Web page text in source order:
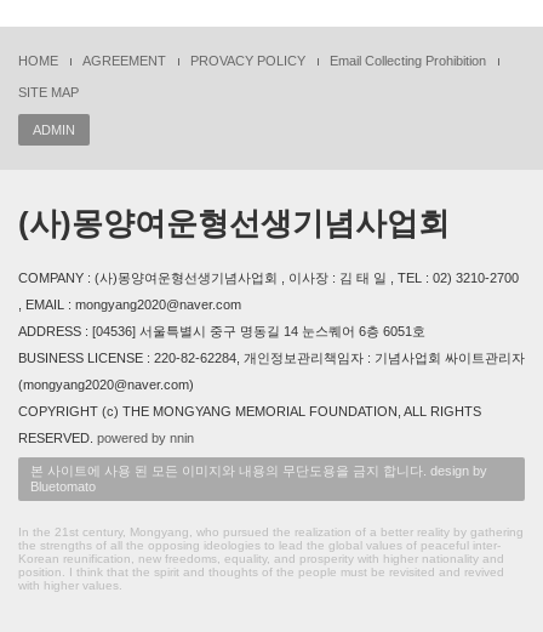
HOME AGREEMENT PROVACY POLICY Email Collecting Prohibition
SITE MAP
ADMIN
(사)몽양여운형선생기념사업회
COMPANY : (사)몽양여운형선생기념사업회 , 이사장 : 김 태 일 , TEL : 02) 3210-2700
, EMAIL : mongyang2020@naver.com
ADDRESS : [04536] 서울특별시 중구 명동길 14 눈스퀘어 6층 6051호
BUSINESS LICENSE : 220-82-62284, 개인정보관리책임자 : 기념사업회 싸이트관리자
(mongyang2020@naver.com)
COPYRIGHT (c) THE MONGYANG MEMORIAL FOUNDATION, ALL RIGHTS
RESERVED. powered by nnin
본 사이트에 사용 된 모든 이미지와 내용의 무단도용을 금지 합니다. design by
Bluetomato
In the 21st century, Mongyang, who pursued the realization of a better reality by gathering
the strengths of all the opposing ideologies to lead the global values of peaceful inter-
Korean reunification, new freedoms, equality, and prosperity with higher nationality and
position. I think that the spirit and thoughts of the people must be revisited and revived
with higher values.